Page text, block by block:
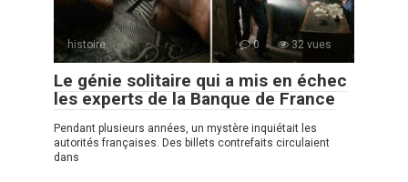
histoire 0 32 vues
Le génie solitaire qui a mis en échec
les experts de la Banque de France
Pendant plusieurs années, un mystère inquiétait les
autorités françaises. Des billets contrefaits circulaient
dans